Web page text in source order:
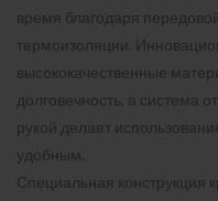
время благодаря
термоизоляции.
высококачественные
долговечность, а система
рукой делает
удобным.
Специальная конструкция